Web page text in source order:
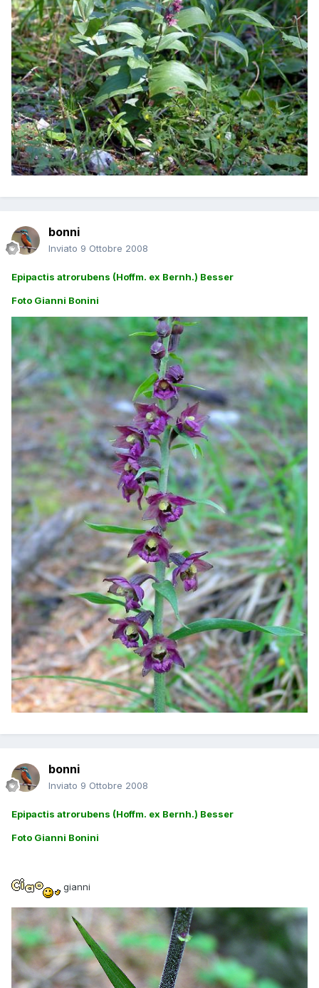
bonni
Inviato 9 Ottobre 2008
Epipactis atrorubens (Hoffm. ex Bernh.) Besser
Foto Gianni Bonini
bonni
Inviato 9 Ottobre 2008
Epipactis atrorubens (Hoffm. ex Bernh.) Besser
Foto Gianni Bonini
gianni